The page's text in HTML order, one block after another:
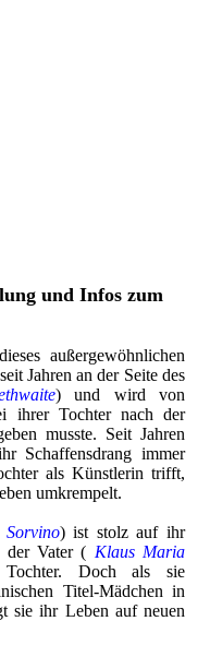
und Infos zum
außergewöhnlichen
Jahren an der Seite des
) und wird von
ihrer Tochter nach der
musste. Seit Jahren
Schaffensdrang immer
als Künstlerin trifft,
umkrempelt.
) ist stolz auf ihr
der Vater ( Klaus Maria
Doch als sie
Titel-Mädchen in
sie ihr Leben auf neuen